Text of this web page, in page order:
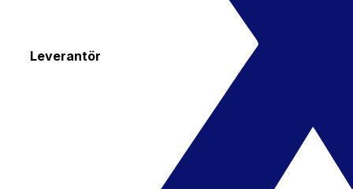
Leverantör